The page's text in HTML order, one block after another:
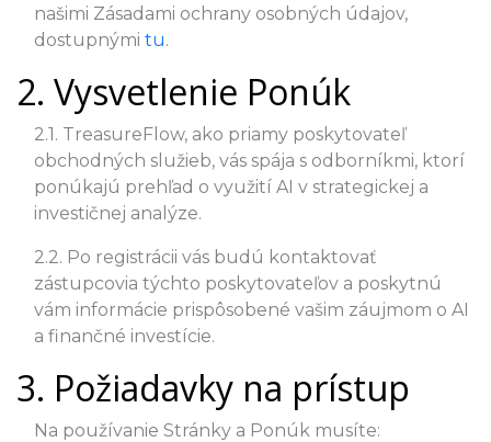
našimi Zásadami ochrany osobných údajov,
dostupnými tu.
2. Vysvetlenie Ponúk
2.1. TreasureFlow, ako priamy poskytovateľ
obchodných služieb, vás spája s odborníkmi, ktorí
ponúkajú prehľad o využití AI v strategickej a
investičnej analýze.
2.2. Po registrácii vás budú kontaktovať
zástupcovia týchto poskytovateľov a poskytnú
vám informácie prispôsobené vašim záujmom o AI
a finančné investície.
3. Požiadavky na prístup
Na používanie Stránky a Ponúk musíte: